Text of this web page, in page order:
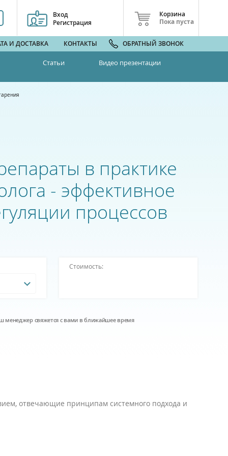
Вход
Регистрация
Корзина
Пока пуста
И ДОСТАВКА КОНТАКТЫ ОБРАТНЫЙ ЗВОНОК
Статьи Видео презентации
в практике
- эффективное
процессов
Стоимость:
менеджер свяжется с вами в ближайшее время
отвечающие принципам системного подхода и